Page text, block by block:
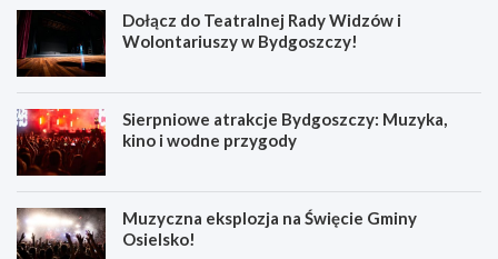
Dołącz do Teatralnej Rady Widzów i
Wolontariuszy w Bydgoszczy!
Sierpniowe atrakcje Bydgoszczy: Muzyka,
kino i wodne przygody
Muzyczna eksplozja na Święcie Gminy
Osielsko!